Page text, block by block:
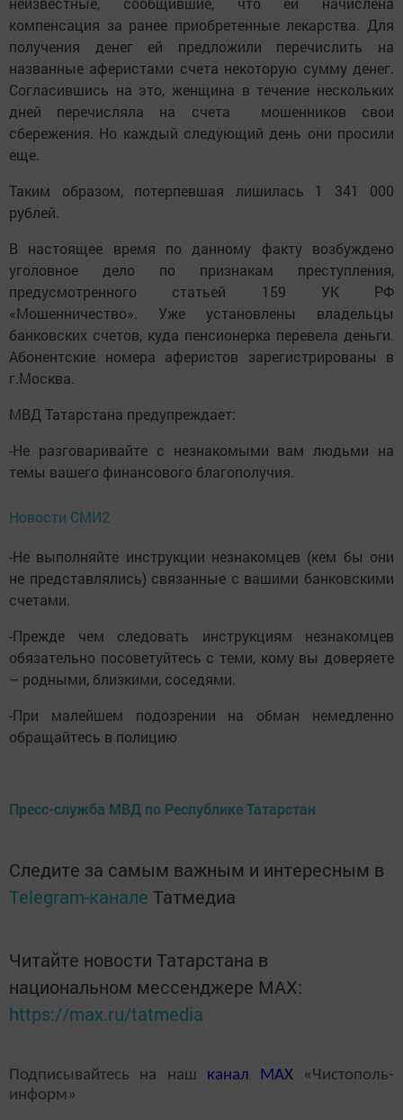
компенсация за ранее приобретенные лекарства. Для
получения денег ей предложили перечислить на
названные аферистами счета некоторую сумму денег.
Согласившись на это, женщина в течение нескольких
дней перечисляла на счета мошенников свои
сбережения. Но каждый следующий день они просили
еще.
Таким образом, потерпевшая лишилась 1 341 000
рублей.
В настоящее время по данному факту возбуждено
уголовное дело по признакам преступления,
предусмотренного статьей 159 УК РФ
«Мошенничество». Уже установлены владельцы
банковских счетов, куда пенсионерка перевела деньги.
Абонентские номера аферистов зарегистрированы в
г.Москва.
МВД Татарстана предупреждает:
-Не разговаривайте с незнакомыми вам людьми на
темы вашего финансового благополучия.
Новости СМИ2
-Не выполняйте инструкции незнакомцев (кем бы они
не представлялись) связанные с вашими банковскими
счетами.
-Прежде чем следовать инструкциям незнакомцев
обязательно посоветуйтесь с теми, кому вы доверяете
– родными, близкими, соседями.
-При малейшем подозрении на обман немедленно
обращайтесь в полицию
Пресс-служба МВД по Республике Татарстан
Следите за самым важным и интересным в
Telegram-канале Татмедиа
Читайте новости Татарстана в
национальном мессенджере MАХ:
https://max.ru/tatmedia
Подписывайтесь на наш канал MAX«Чистополь-
информ»